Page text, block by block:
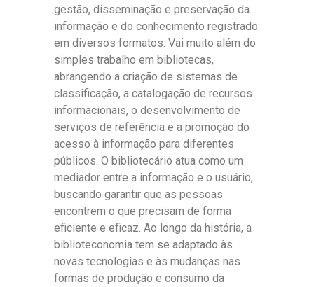
gestão, disseminação e preservação da
informação e do conhecimento registrado
em diversos formatos. Vai muito além do
simples trabalho em bibliotecas,
abrangendo a criação de sistemas de
classificação, a catalogação de recursos
informacionais, o desenvolvimento de
serviços de referência e a promoção do
acesso à informação para diferentes
públicos. O bibliotecário atua como um
mediador entre a informação e o usuário,
buscando garantir que as pessoas
encontrem o que precisam de forma
eficiente e eficaz. Ao longo da história, a
biblioteconomia tem se adaptado às
novas tecnologias e às mudanças nas
formas de produção e consumo da